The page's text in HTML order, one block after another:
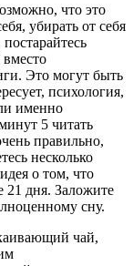
что это
убирать от себя
Это могут быть
психология,
именно
5 читать
правильно,
несколько
о том, что
21 дня. Заложите
сну.
чай,